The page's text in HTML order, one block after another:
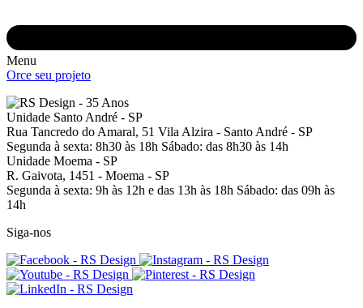
Menu
Orce seu projeto
Unidade Santo André - SP
Rua Tancredo do Amaral, 51 Vila Alzira - Santo André - SP
Segunda à sexta: 8h30 às 18h Sábado: das 8h30 às 14h
Unidade Moema - SP
R. Gaivota, 1451 - Moema - SP
Segunda à sexta: 9h às 12h e das 13h às 18h Sábado: das 09h às
14h
Siga-nos